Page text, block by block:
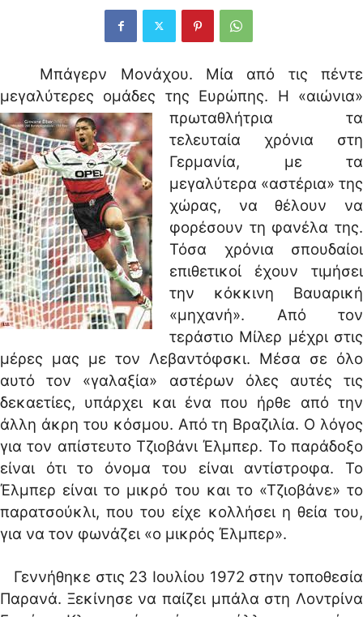
Μπάγερν Μονάχου. Μία από τις πέντε
μεγαλύτερες ομάδες της Ευρώπης. Η «αιώνια»
πρωταθλήτρια τα
τελευταία χρόνια στη
Γερμανία, με τα
μεγαλύτερα «αστέρια» της
χώρας, να θέλουν να
φορέσουν τη φανέλα της.
Τόσα χρόνια σπουδαίοι
επιθετικοί έχουν τιμήσει
την κόκκινη Βαυαρική
«μηχανή». Από τον
τεράστιο Μίλερ μέχρι στις
μέρες μας με τον Λεβαντόφσκι. Μέσα σε όλο
αυτό τον «γαλαξία» αστέρων όλες αυτές τις
δεκαετίες, υπάρχει και ένα που ήρθε από την
άλλη άκρη του κόσμου. Από τη Βραζιλία. Ο λόγος
για τον απίστευτο Τζιοβάνι Έλμπερ. Το παράδοξο
είναι ότι το όνομα του είναι αντίστροφα. Το
Έλμπερ είναι το μικρό του και το «Τζιοβάνε» το
παρατσούκλι, που του είχε κολλήσει η θεία του,
για να τον φωνάζει «ο μικρός Έλμπερ».
Γεννήθηκε στις 23 Ιουλίου 1972 στην τοποθεσία
Παρανά. Ξεκίνησε να παίζει μπάλα στη Λοντρίνα